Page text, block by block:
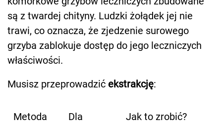
są z twardej chityny. Ludzki żołądek jej nie
trawi, co oznacza, że zjedzenie surowego
grzyba zablokuje dostęp do jego leczniczych
właściwości.
Musisz przeprowadzić ekstrakcję:
Metoda
Dla
Jak to zrobić?